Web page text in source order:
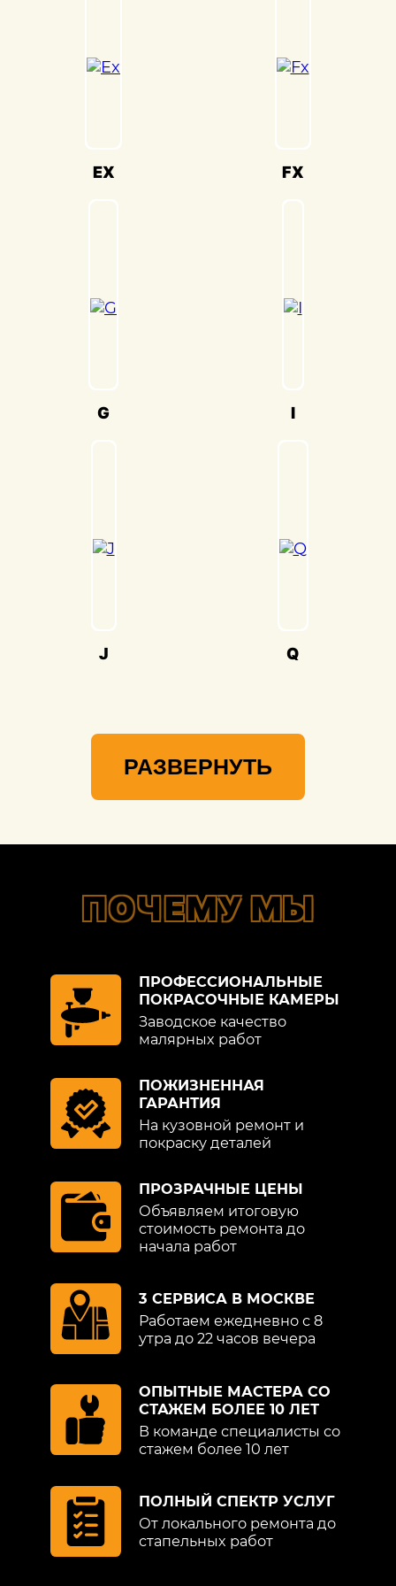
М) на дороге.
опытные специалисты по окраске
Кузовной ремонт Infiniti M(Инфинити М)
в «Детейлингофъ» – это гарантия того,
гордимся своей способностью
воссоздавать совершенство Infiniti
EX FX
G I
J Q
РАЗВЕРНУТЬ
ПОЧЕМУ МЫ
ПРОФЕССИОНАЛЬНЫЕ
ПОКРАСОЧНЫЕ КАМЕРЫ
Заводское качество
малярных работ
ПОЖИЗНЕННАЯ
ГАРАНТИЯ
На кузовной ремонт и
покраску деталей
ПРОЗРАЧНЫЕ ЦЕНЫ
Объявляем итоговую
стоимость ремонта до
начала работ
3 СЕРВИСА В МОСКВЕ
Работаем ежедневно с 8
утра до 22 часов вечера
ОПЫТНЫЕ МАСТЕРА СО
СТАЖЕМ БОЛЕЕ 10 ЛЕТ
В команде специалисты со
стажем более 10 лет
ПОЛНЫЙ СПЕКТР УСЛУГ
От локального ремонта до
стапельных работ